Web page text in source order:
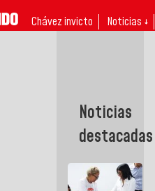
Chávez invicto Noticias ↓
Noticias
destacadas